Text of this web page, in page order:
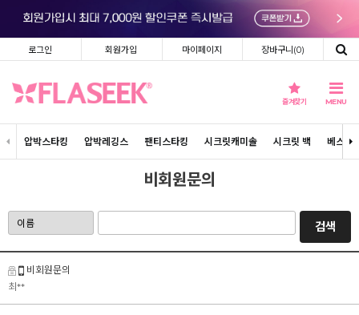
로그인 회원가입 마이페이지 장바구니(0)
즐겨찾기 MENU
압박스타킹 압박레깅스 팬티스타킹 시크릿캐미솔 시크릿 백 베스트
비회원문의
검색
비회원문의
최**